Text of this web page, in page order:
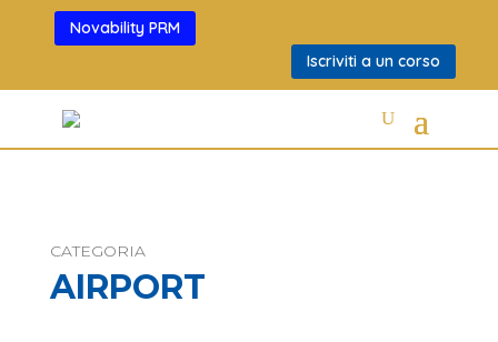
Novability PRM
Iscriviti a un corso
CATEGORIA
AIRPORT